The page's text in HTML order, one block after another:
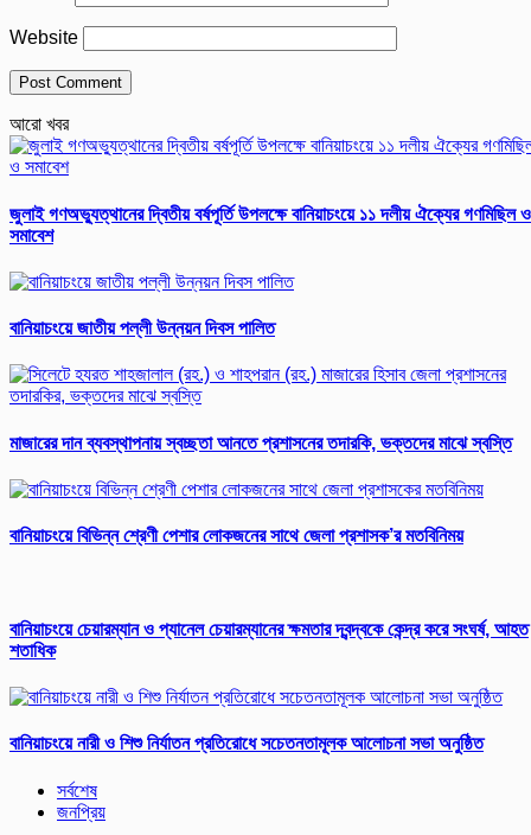
Website
আরো খবর
জুলাই গণঅভ্যুত্থানের দ্বিতীয় বর্ষপূর্তি উপলক্ষে বানিয়াচংয়ে ১১ দলীয় ঐক্যের গণমিছিল ও
সমাবেশ
বানিয়াচংয়ে জাতীয় পল্লী উন্নয়ন দিবস পালিত
মাজারের দান ব্যবস্থাপনায় স্বচ্ছতা আনতে প্রশাসনের তদারকি, ভক্তদের মাঝে স্বস্তি
বানিয়াচংয়ে বিভিন্ন শ্রেণী পেশার লোকজনের সাথে জেলা প্রশাসক’র মতবিনিময়
বানিয়াচংয়ে চেয়ারম্যান ও প্যানেল চেয়ারম্যানের ক্ষমতার দ্বন্দ্বকে কেন্দ্র করে সংঘর্ষ, আহত
শতাধিক
বানিয়াচংয়ে নারী ও শিশু নির্যাতন প্রতিরোধে সচেতনতামূলক আলোচনা সভা অনুষ্ঠিত
সর্বশেষ
জনপ্রিয়